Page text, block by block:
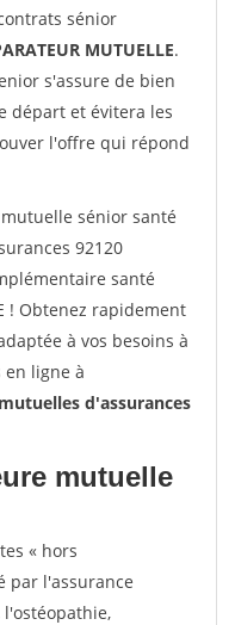
sénior
MUTUELLE.
s'assure de bien
départ et évitera les
l'offre qui répond
sénior santé
92120
santé
! Obtenez rapidement
à vos besoins à
en ligne à
d'assurances
mutuelle
« hors
par l'assurance